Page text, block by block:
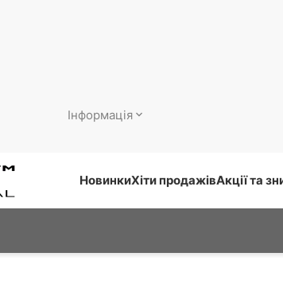
Інформація
НовинкиХіти продажівАкції та